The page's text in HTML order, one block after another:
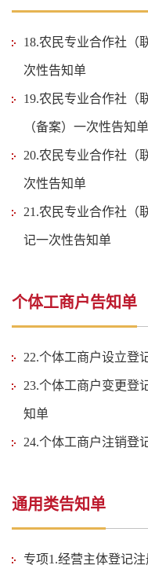
18.农民专业合作社（
次性告知单
19.农民专业合作社（
（备案）一次性告知单
20.农民专业合作社（
次性告知单
21.农民专业合作社（
记一次性告知单
个体工商户告知单
22.个体工商户设立登
23.个体工商户变更登
知单
24.个体工商户注销登
通用类告知单
专项1.经营主体登记